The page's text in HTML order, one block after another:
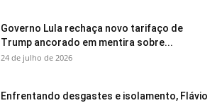
Governo Lula rechaça novo tarifaço de
Trump ancorado em mentira sobre...
24 de julho de 2026
Enfrentando desgastes e isolamento, Flávio